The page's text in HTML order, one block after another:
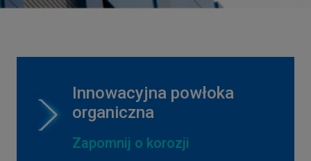
Innowacyjna powłoka
organiczna
Zapomnij o korozji